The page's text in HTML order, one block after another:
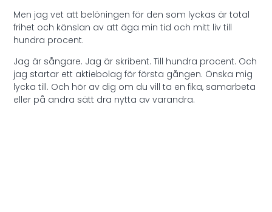
Men jag vet att belöningen för den som lyckas är total
frihet och känslan av att äga min tid och mitt liv till
hundra procent.
Jag är sångare. Jag är skribent. Till hundra procent. Och
jag startar ett aktiebolag för första gången. Önska mig
lycka till. Och hör av dig om du vill ta en fika, samarbeta
eller på andra sätt dra nytta av varandra.